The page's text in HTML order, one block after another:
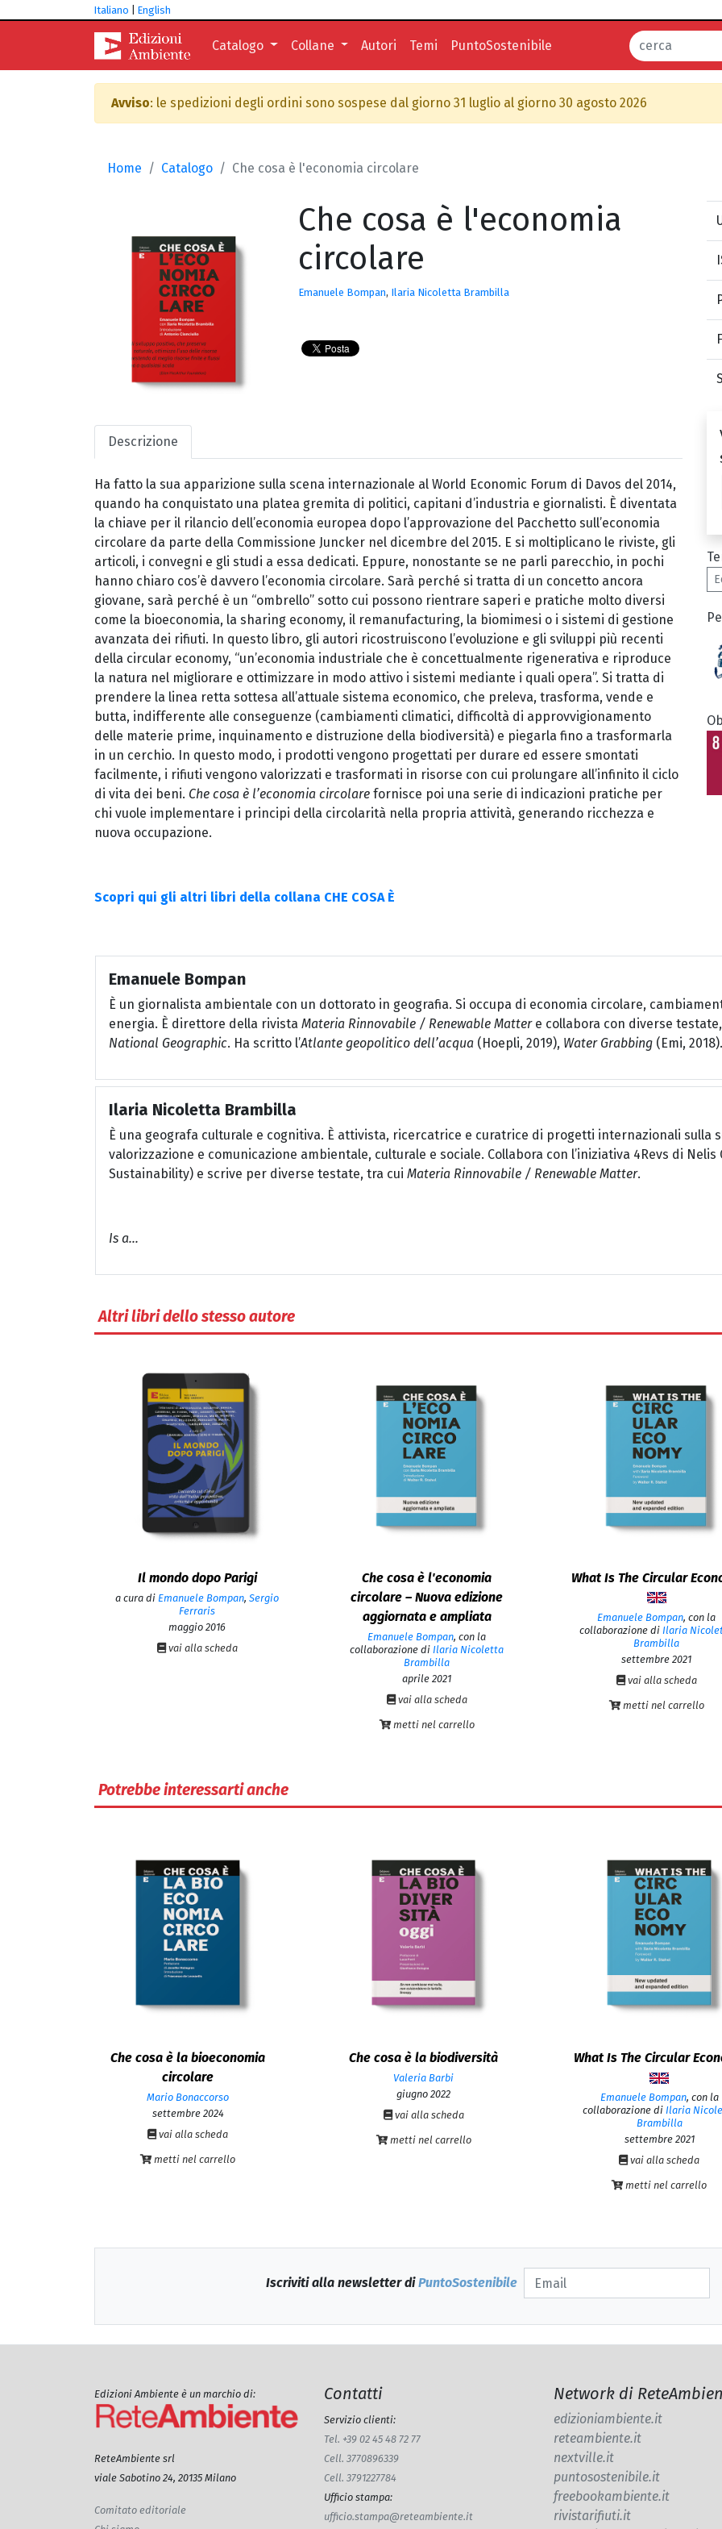
Italiano English
Catalogo Collane Autori Temi PuntoSostenibile
Avviso: le spedizioni degli ordini sono sospese dal giorno 31 luglio al giorno 30 agosto 2026
Home Catalogo Che cosa è l'economia circolare
Che cosa è l'economia
circolare
Emanuele Bompan, Ilaria Nicoletta Brambilla
Descrizione
Ha fatto la sua apparizione sulla scena internazionale al World Economic Forum di Davos del 2014,
quando ha conquistato una platea gremita di politici, capitani d’industria e giornalisti. È diventata
la chiave per il rilancio dell’economia europea dopo l’approvazione del Pacchetto sull’economia
circolare da parte della Commissione Juncker nel dicembre del 2015. E si moltiplicano le riviste, gli
articoli, i convegni e gli studi a essa dedicati. Eppure, nonostante se ne parli parecchio, in pochi
hanno chiaro cos’è davvero l’economia circolare. Sarà perché si tratta di un concetto ancora
giovane, sarà perché è un “ombrello” sotto cui possono rientrare saperi e pratiche molto diversi
come la bioeconomia, la sharing economy, il remanufacturing, la biomimesi o i sistemi di gestione
avanzata dei rifiuti. In questo libro, gli autori ricostruiscono l’evoluzione e gli sviluppi più recenti
della circular economy, “un’economia industriale che è concettualmente rigenerativa e riproduce
la natura nel migliorare e ottimizzare in modo attivo i sistemi mediante i quali opera”. Si tratta di
prendere la linea retta sottesa all’attuale sistema economico, che preleva, trasforma, vende e
butta, indifferente alle conseguenze (cambiamenti climatici, difficoltà di approvvigionamento
delle materie prime, inquinamento e distruzione della biodiversità) e piegarla fino a trasformarla
in un cerchio. In questo modo, i prodotti vengono progettati per durare ed essere smontati
facilmente, i rifiuti vengono valorizzati e trasformati in risorse con cui prolungare all’infinito il ciclo
di vita dei beni. Che cosa è l’economia circolare fornisce poi una serie di indicazioni pratiche per
chi vuole implementare i principi della circolarità nella propria attività, generando ricchezza e
nuova occupazione.
Scopri qui gli altri libri della collana CHE COSA È
Emanuele Bompan
È un giornalista ambientale con un dottorato in geografia. Si occupa di economia circolare,
energia. È direttore della rivista Materia Rinnovabile / Renewable Matter e collabora con diverse
National Geographic. Ha scritto l’Atlante geopolitico dell’acqua (Hoepli, 2019), Water Grabbing (Emi,
Ilaria Nicoletta Brambilla
È una geografa culturale e cognitiva. È attivista, ricercatrice e curatrice di progetti internazionali sulla
valorizzazione e comunicazione ambientale, culturale e sociale. Collabora con l’iniziativa 4Revs di
Sustainability) e scrive per diverse testate, tra cui Materia Rinnovabile / Renewable Matter.
Is a...
Altri libri dello stesso autore
Il mondo dopo Parigi
a cura di Emanuele Bompan, Sergio
Ferraris
maggio 2016
vai alla scheda
Che cosa è l'economia
circolare – Nuova edizione
aggiornata e ampliata
Emanuele Bompan, con la
collaborazione di Ilaria Nicoletta
Brambilla
aprile 2021
vai alla scheda
metti nel carrello
What Is The Circular
Emanuele Bompan, con la
collaborazione di Ilaria
Brambilla
settembre 2021
vai alla scheda
metti nel carrello
Potrebbe interessarti anche
Che cosa è la bioeconomia
circolare
Mario Bonaccorso
settembre 2024
vai alla scheda
metti nel carrello
Che cosa è la biodiversità
Valeria Barbi
giugno 2022
vai alla scheda
metti nel carrello
What Is The Circular
Emanuele Bompan, con la
collaborazione di Ilaria
Brambilla
settembre 2021
vai alla scheda
metti nel carrello
Iscriviti alla newsletter diPuntoSostenibile
Edizioni Ambiente è un marchio di:
ReteAmbiente srl
viale Sabotino 24, 20135 Milano
Comitato editoriale
Contatti
Servizio clienti:
Tel. +39 02 45 48 72 77
Cell. 3770896339
Cell. 3791227784
Ufficio stampa:
ufficio.stampa@reteambiente.it
Network di
edizioniambiente.it
reteambiente.it
nextville.it
puntosostenibile.it
freebookambiente.it
rivistarifiuti.it